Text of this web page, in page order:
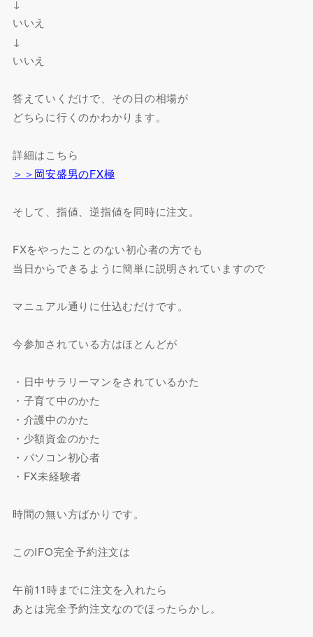
↓
いいえ
↓
いいえ
答えていくだけで、その日の相場が
どちらに行くのかわかります。
詳細はこちら
＞＞岡安盛男のFX極
そして、指値、逆指値を同時に注文。
FXをやったことのない初心者の方でも
当日からできるように簡単に説明されていますので
マニュアル通りに仕込むだけです。
今参加されている方はほとんどが
・日中サラリーマンをされているかた
・子育て中のかた
・介護中のかた
・少額資金のかた
・パソコン初心者
・FX未経験者
時間の無い方ばかりです。
このIFO完全予約注文は
午前11時までに注文を入れたら
あとは完全予約注文なのでほったらかし。